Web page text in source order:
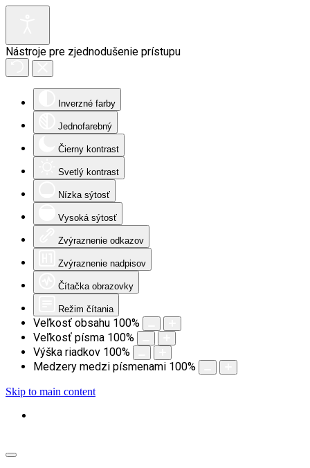
Nástroje pre zjednodušenie prístupu
Inverzné farby
Jednofarebný
Čierny kontrast
Svetlý kontrast
Nízka sýtosť
Vysoká sýtosť
Zvýraznenie odkazov
Zvýraznenie nadpisov
Čítačka obrazovky
Režim čítania
Veľkosť obsahu 100%
Veľkosť písma 100%
Výška riadkov 100%
Medzery medzi písmenami 100%
Skip to main content